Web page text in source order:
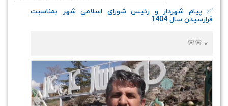
✅ پیام شهردار و رئیس شورای اسلامی شهر بمناسبت
فرارسیدن سال 1404
» 🌸🌸